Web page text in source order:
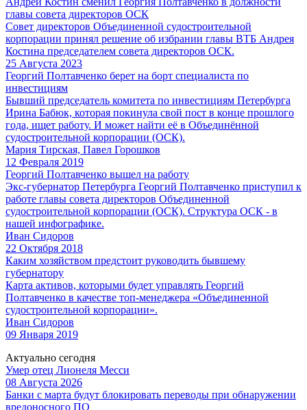
главы совета директоров ОСК
Совет директоров Объединенной судостроительной
корпорации принял решение об избрании главы ВТБ Андрея
Костина председателем совета директоров ОСК.
25 Августа 2023
Георгий Полтавченко берет на борт специалиста по
инвестициям
Бывший председатель комитета по инвестициям Петербурга
Ирина Бабюк, которая покинула свой пост в конце прошлого
года, ищет работу. И может найти её в Объединё​нной
судостроительной корпорации (ОСК).
Мария Тирская, Павел Горошков
12 Февраля 2019
Георгий Полтавченко вышел на работу
Экс-губернатор Петербурга Георгий Полтавченко приступил к
работе главы совета директоров Объединенной
судостроительной корпорации (ОСК). Структура ОСК - в
нашей инфографике.
Иван Сидоров
22 Октября 2018
Каким хозяйством предстоит руководить бывшему
губернатору
Карта активов, которыми будет управлять Георгий
Полтавченко в качестве топ-менеджера «Объединенной
судостроительной корпорации».
Иван Сидоров
09 Января 2019
Актуально сегодня
Умер отец Лионеля Месси
08 Августа 2026
Банки с марта будут блокировать переводы при обнаружении
вредоносного ПО